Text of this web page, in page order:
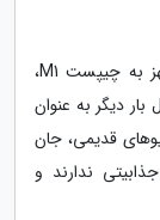
اپل در مراسم معرفی نخستین مک بوک های مجهز به چیپست M1،
جان هاجمن نمایش داد که بعد از 10 سال بار دیگر به عنوان
قدیمی، جان
ندارند و